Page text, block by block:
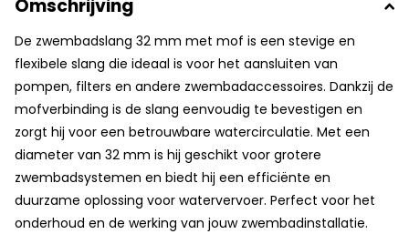
Omschrijving
De zwembadslang 32 mm met mof is een stevige en
flexibele slang die ideaal is voor het aansluiten van
pompen, filters en andere zwembadaccessoires. Dankzij de
mofverbinding is de slang eenvoudig te bevestigen en
zorgt hij voor een betrouwbare watercirculatie. Met een
diameter van 32 mm is hij geschikt voor grotere
zwembadsystemen en biedt hij een efficiënte en
duurzame oplossing voor watervervoer. Perfect voor het
onderhoud en de werking van jouw zwembadinstallatie.